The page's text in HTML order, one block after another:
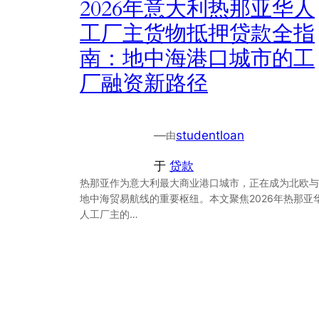
2026年意大利热那亚华人
工厂主货物抵押贷款全指
南：地中海港口城市的工
厂融资新路径
—由studentloan
于 贷款
热那亚作为意大利最大商业港口城市，正在成为北欧与
地中海贸易航线的重要枢纽。本文聚焦2026年热那亚
人工厂主的…